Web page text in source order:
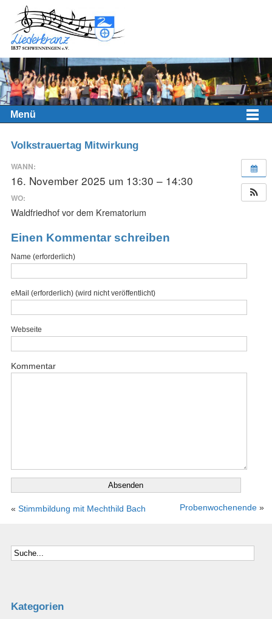
Menü
Volkstrauertag Mitwirkung
WANN:
16. November 2025 um 13:30 – 14:30
WO:
Waldfriedhof vor dem Krematorium
Einen Kommentar schreiben
Name (erforderlich)
eMail (erforderlich) (wird nicht veröffentlicht)
Webseite
Kommentar
« Stimmbildung mit Mechthild Bach Probenwochenende»
Kategorien